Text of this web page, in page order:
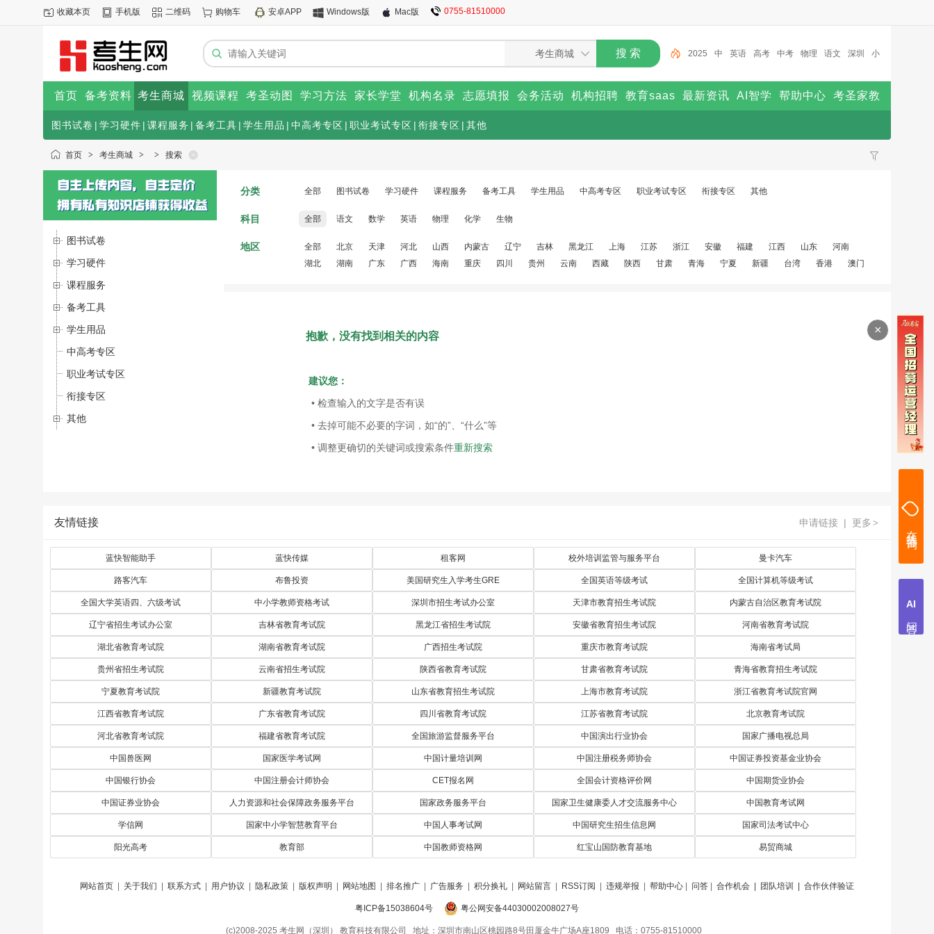
收藏本页 手机版 二维码 购物车 安卓APP Windows版 Mac版 0755-81510000
2025 中 英语 高考 中考 物理 语文 深圳 小
学 考生网
首页 备考资料 考生商城 视频课程 考圣动图 学习方法 家长学堂 机构名录 志愿填报 会务活动 机构招聘 教育saas 最新资讯 AI智学 帮助中心 考圣家教
图书试卷 | 学习硬件 | 课程服务 | 备考工具 | 学生用品 | 中高考专区 | 职业考试专区 | 衔接专区 | 其他
首页 > 考生商城 > > 搜索
分类 全部 图书试卷 学习硬件 课程服务 备考工具 学生用品 中高考专区 职业考试专区 衔接专区 其他
科目 全部 语文 数学 英语 物理 化学 生物
地区 全部 北京 天津 河北 山西 内蒙古 辽宁 吉林 黑龙江 上海 江苏 浙江 安徽 福建 江西 山东
河南
湖北
湖南 广东 广西 海南 重庆 四川 贵州 云南 西藏 陕西 甘肃 青海 宁夏 新疆 台湾 香港 澳门
抱歉，没有找到相关的内容
建议您：
• 检查输入的文字是否有误
• 去掉可能不必要的字词，如“的”、“什么”等
• 调整更确切的关键词或搜索条件重新搜索
图书试卷
学习硬件
课程服务
备考工具
学生用品
中高考专区
职业考试专区
衔接专区
其他
申请链接 | 更多 >
友情链接
蓝快智能助手 蓝快传媒 租客网 校外培训监管与服务平台 曼卡汽车
路客汽车 布鲁投资 美国研究生入学考生GRE 全国英语等级考试 全国计算机等级考试
全国大学英语四、六级考试 中小学教师资格考试 深圳市招生考试办公室 天津市教育招生考试院 内蒙古自治区教育考试院
辽宁省招生考试办公室 吉林省教育考试院 黑龙江省招生考试院 安徽省教育招生考试院 河南省教育考试院
湖北省教育考试院 湖南省教育考试院 广西招生考试院 重庆市教育考试院 海南省考试局
贵州省招生考试院 云南省招生考试院 陕西省教育考试院 甘肃省教育考试院 青海省教育招生考试院
宁夏教育考试院 新疆教育考试院 山东省教育招生考试院 上海市教育考试院 浙江省教育考试院官网
江西省教育考试院 广东省教育考试院 四川省教育考试院 江苏省教育考试院 北京教育考试院
河北省教育考试院 福建省教育考试院 全国旅游监督服务平台 中国演出行业协会 国家广播电视总局
中国兽医网 国家医学考试网 中国计量培训网 中国注册税务师协会 中国证券投资基金业协会
中国银行协会 中国注册会计师协会 CET报名网 全国会计资格评价网 中国期货业协会
中国证券业协会 人力资源和社会保障政务服务平台 国家政务服务平台 国家卫生健康委人才交流服务中心 中国教育考试网
学信网 国家中小学智慧教育平台 中国人事考试网 中国研究生招生信息网 国家司法考试中心
阳光高考 教育部 中国教师资格网 红宝山国防教育基地 易贸商城
网站首页 关于我们 联系方式 用户协议 隐私政策 版权声明 网站地图 排名推广 广告服务 积分换礼 网站留言 RSS订阅 违规举报 帮助中心 问答 合作机会 | 团队培训 | 合作伙伴验证
粤ICP备15038604号 粤公网安备44030002008027号
(c)2008-2025 考生网（深圳） 教育科技有限公司 地址：深圳市南山区桃园路8号田厦金牛广场A座1809 电话：0755-81510000
×